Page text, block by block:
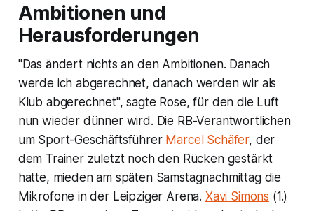
Ambitionen und
Herausforderungen
"Das ändert nichts an den Ambitionen. Danach
werde ich abgerechnet, danach werden wir als
Klub abgerechnet", sagte Rose, für den die Luft
nun wieder dünner wird. Die RB-Verantwortlichen
um Sport-Geschäftsführer Marcel Schäfer, der
dem Trainer zuletzt noch den Rücken gestärkt
hatte, mieden am späten Samstagnachmittag die
Mikrofone in der Leipziger Arena. Xavi Simons (1.)